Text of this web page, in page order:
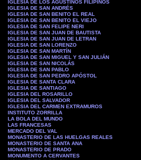
IGLESIA DE LOS AGUSTINOS FILIPINOS
IGLESIA DE SAN ANDRÉS
IGLESIA DE SAN BENITO EL REAL
IGLESIA DE SAN BENITO EL VIEJO
IGLESIA DE SAN FELIPE NERI
IGLESIA DE SAN JUAN DE BAUTISTA
IGLESIA DE SAN JUAN DE LETRAN
IGLESIA DE SAN LORENZO
IGLESIA DE SAN MARTÍN
IGLESIA DE SAN MIGUEL Y SAN JULIÁN
IGLESIA DE SAN NICOLÁS
IGLESIA DE SAN PABLO
IGLESIA DE SAN PEDRO APÓSTOL
IGLESIA DE SANTA CLARA
IGLESIA DE SANTIAGO
IGLESIA DEL ROSARILLO
IGLESIA DEL SALVADOR
IGLESIA DEL CARMEN EXTRAMUROS
INSTITUTO ZORRILLA
LA BOLA DEL MUNDO
LAS FRANCESAS
MERCADO DEL VAL
MONASTERIO DE LAS HUELGAS REALES
MONASTERIO DE SANTA ANA
MONASTERIO DE PRADO
MONUMENTO A CERVANTES